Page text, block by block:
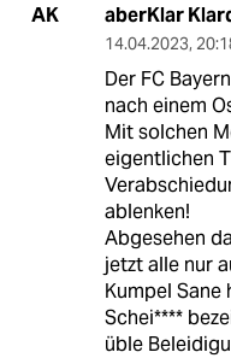
AK aberKlar
14.04.2023,
Der FC
nach einem
Mit solchen
eigentlichen
ablenken!
Abgesehen
jetzt alle nur
Kumpel Sane
Schei****
üble